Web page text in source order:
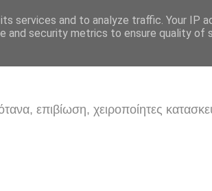
επιβίωση, χειροποίητες
services and to analyze traffic. Your IP
and security metrics to ensure quality of